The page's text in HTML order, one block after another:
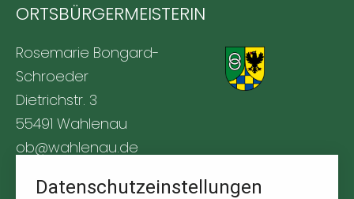
ORTSBÜRGERMEISTERIN
Rosemarie Bongard-
Schroeder
Dietrichstr. 3
55491 Wahlenau
ob@wahlenau.de
Datenschutzeinstellungen